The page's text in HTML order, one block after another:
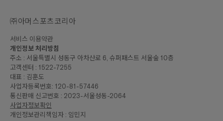
㈜아머스포츠코리아
서비스 이용약관
개인정보 처리방침
주소 : 서울특별시 성동구 아차산로 6, 슈퍼패스트 서울숲 10층
고객센터 : 1522-7255
대표 : 김훈도
사업자등록번호: 120-81-57446
통신판매 신고번호 : 2023-서울성동-2064
사업자정보확인
개인정보관리책임자 : 임민지